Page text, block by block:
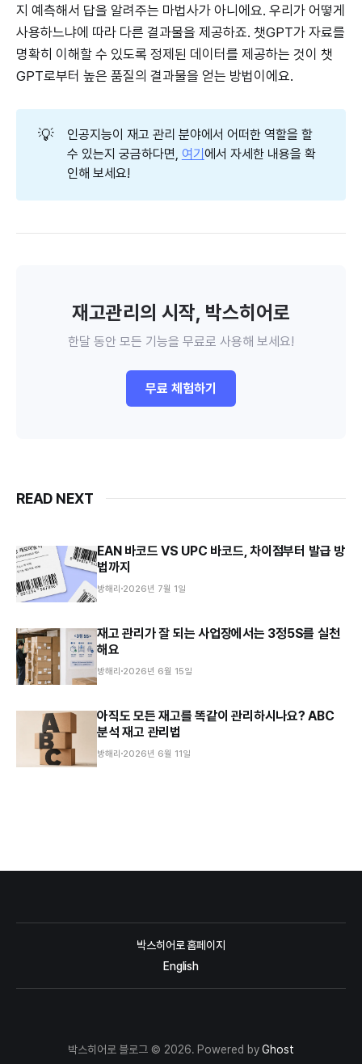
지 예측해서 답을 알려주는 마법사가 아니에요. 우리가 어떻게
사용하느냐에 따라 다른 결과물을 제공하죠. 챗GPT가 자료를
명확히 이해할 수 있도록 정제된 데이터를 제공하는 것이 챗
GPT로부터 높은 품질의 결과물을 얻는 방법이에요.
💡
인공지능이 재고 관리 분야에서 어떠한 역할을 할
수 있는지 궁금하다면, 여기 에서 자세한 내용을 확
인해 보세요!
재고관리의 시작, 박스히어로
한달 동안 모든 기능을 무료로 사용해 보세요!
무료 체험하기
READ NEXT
EAN 바코드 VS UPC 바코드, 차이점부터 발급 방
법까지
방해리 2026년 7월 1일
재고 관리가 잘 되는 사업장에서는 3정5S를 실천
해요
방해리 2026년 6월 15일
아직도 모든 재고를 똑같이 관리하시나요? ABC
분석 재고 관리법
방해리 2026년 6월 11일
박스히어로 홈페이지
English
박스히어로 블로그 © 2026. Powered byGhost